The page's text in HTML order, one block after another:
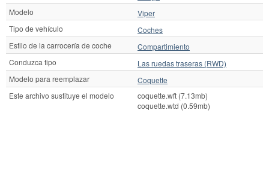
Modelo
Viper
Tipo de vehículo
Coches
Estilo de la carrocería de coche
Compartimiento
Conduzca tipo
Las ruedas traseras (RWD)
Modelo para reemplazar
Coquette
Este archivo sustituye el modelo
coquette.wft (7.13mb)
coquette.wtd (0.59mb)